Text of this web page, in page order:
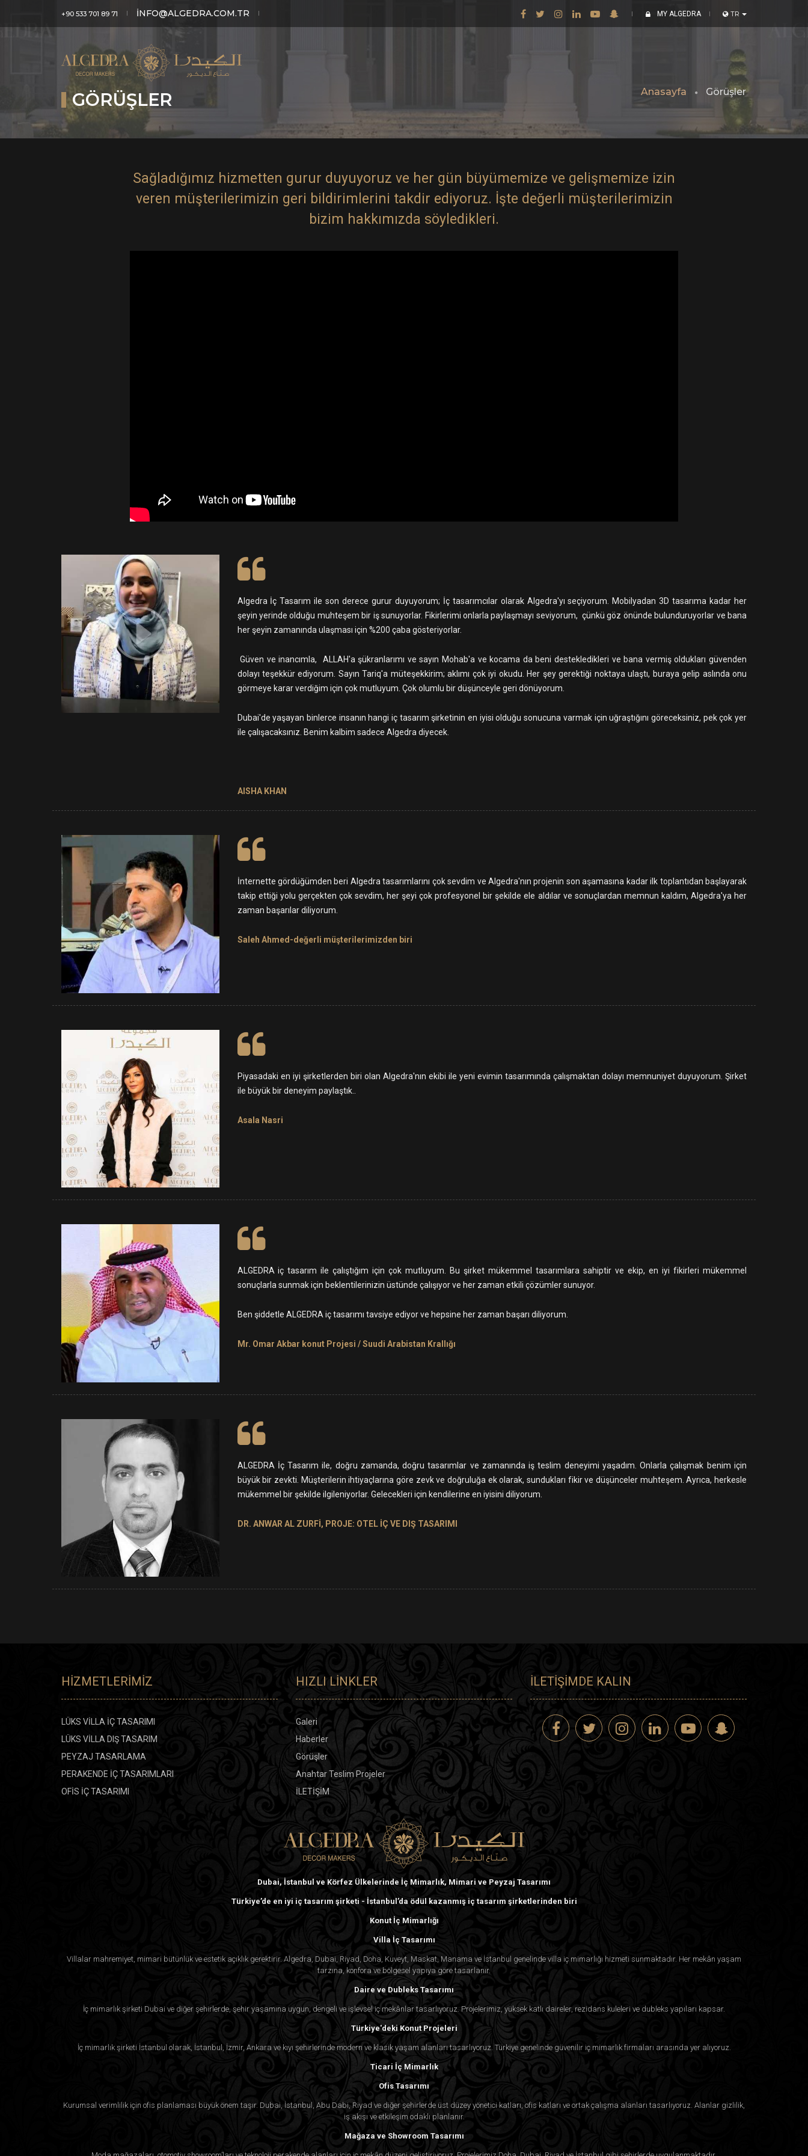
+90 533 701 89 71 INFO@ALGEDRA.COM.TR MY ALGEDRA TR
GÖRÜŞLER Anasayfa Görüşler
Sağladığımız hizmetten gurur duyuyoruz ve her gün büyümemize ve gelişmemize izin
veren müşterilerimizin geri bildirimlerini takdir ediyoruz. İşte değerli müşterilerimizin
bizim hakkımızda söyledikleri.
Algedra İç Tasarım ile son derece gurur duyuyorum; İç tasarımcılar olarak Algedra'yı seçiyorum. Mobilyadan 3D tasarıma kadar her
şeyin yerinde olduğu muhteşem bir iş sunuyorlar. Fikirlerimi onlarla paylaşmayı seviyorum, çünkü göz önünde bulunduruyorlar ve bana
her şeyin zamanında ulaşması için %200 çaba gösteriyorlar.
Güven ve inancımla, ALLAH'a şükranlarımı ve sayın Mohab'a ve kocama da beni destekledikleri ve bana vermiş oldukları güvenden
dolayı teşekkür ediyorum. Sayın Tariq'a müteşekkirim; aklımı çok iyi okudu. Her şey gerektiği noktaya ulaştı, buraya gelip aslında onu
görmeye karar verdiğim için çok mutluyum. Çok olumlu bir düşünceyle geri dönüyorum.
Dubai'de yaşayan binlerce insanın hangi iç tasarım şirketinin en iyisi olduğu sonucuna varmak için uğraştığını göreceksiniz, pek çok yer
ile çalışacaksınız. Benim kalbim sadece Algedra diyecek.
AISHA KHAN
İnternette gördüğümden beri Algedra tasarımlarını çok sevdim ve Algedra'nın projenin son aşamasına kadar ilk toplantıdan başlayarak
takip ettiği yolu gerçekten çok sevdim, her şeyi çok profesyonel bir şekilde ele aldılar ve sonuçlardan memnun kaldım, Algedra'ya her
zaman başarılar diliyorum.
Saleh Ahmed-değerli müşterilerimizden biri
Piyasadaki en iyi şirketlerden biri olan Algedra'nın ekibi ile yeni evimin tasarımında çalışmaktan dolayı memnuniyet duyuyorum. Şirket
ile büyük bir deneyim paylaştık..
Asala Nasri
ALGEDRA iç tasarım ile çalıştığım için çok mutluyum. Bu şirket mükemmel tasarımlara sahiptir ve ekip, en iyi fikirleri mükemmel
sonuçlarla sunmak için beklentilerinizin üstünde çalışıyor ve her zaman etkili çözümler sunuyor.
Ben şiddetle ALGEDRA iç tasarımı tavsiye ediyor ve hepsine her zaman başarı diliyorum.
Mr. Omar Akbar konut Projesi / Suudi Arabistan Krallığı
ALGEDRA İç Tasarım ile, doğru zamanda, doğru tasarımlar ve zamanında iş teslim deneyimi yaşadım. Onlarla çalışmak benim için
büyük bir zevkti. Müşterilerin ihtiyaçlarına göre zevk ve doğruluğa ek olarak, sundukları fikir ve düşünceler muhteşem. Ayrıca, herkesle
mükemmel bir şekilde ilgileniyorlar. Gelecekleri için kendilerine en iyisini diliyorum.
DR. ANWAR AL ZURFİ, PROJE: OTEL İÇ VE DIŞ TASARIMI
HIZMETLERIMIZ
LÜKS VİLLA İÇ TASARIMI
LÜKS VİLLA DIŞ TASARIM
PEYZAJ TASARLAMA
PERAKENDE İÇ TASARIMLARI
OFİS İÇ TASARIMI
HIZLI LINKLER
Galeri
Haberler
Görüşler
Anahtar Teslim Projeler
İLETİŞİM
İLETIŞIMDE KALIN
Dubai, İstanbul ve Körfez Ülkelerinde İç Mimarlık, Mimari ve Peyzaj Tasarımı
Türkiye’de en iyi iç tasarım şirketi - İstanbul’da ödül kazanmış iç tasarım şirketlerinden biri
Konut İç Mimarlığı
Villa İç Tasarımı
Villalar mahremiyet, mimari bütünlük ve estetik açıklık gerektirir. Algedra, Dubai, Riyad, Doha, Kuveyt, Maskat, Manama ve İstanbul genelinde villa iç mimarlığı hizmeti sunmaktadır. Her mekân yaşam
tarzına, konfora ve bölgesel yapıya göre tasarlanır.
Daire ve Dubleks Tasarımı
İç mimarlık şirketi Dubai ve diğer şehirlerde, şehir yaşamına uygun, dengeli ve işlevsel iç mekânlar tasarlıyoruz. Projelerimiz, yüksek katlı daireler, rezidans kuleleri ve dubleks yapıları kapsar.
Türkiye'deki Konut Projeleri
İç mimarlık şirketi İstanbul olarak, İstanbul, İzmir, Ankara ve kıyı şehirlerinde modern ve klasik yaşam alanları tasarlıyoruz. Türkiye genelinde güvenilir iç mimarlık firmaları arasında yer alıyoruz.
Ticari İç Mimarlık
Ofis Tasarımı
Kurumsal verimlilik için ofis planlaması büyük önem taşır. Dubai, İstanbul, Abu Dabi, Riyad ve diğer şehirlerde üst düzey yönetici katları, ofis katları ve ortak çalışma alanları tasarlıyoruz. Alanlar gizlilik,
iş akışı ve etkileşim odaklı planlanır.
Mağaza ve Showroom Tasarımı